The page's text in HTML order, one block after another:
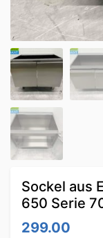
Sockel aus
650 Serie
299.00